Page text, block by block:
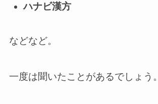
ハナビ漢方
などなど。
一度は聞いたことがあるでしょう。